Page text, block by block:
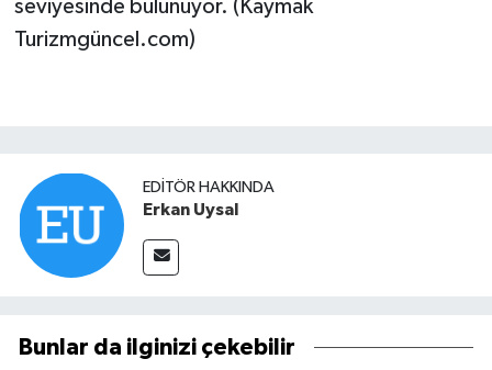
seviyesinde bulunuyor. (Kaymak
Turizmgüncel.com)
EDITÖR HAKKINDA
Erkan Uysal
Bunlar da ilginizi çekebilir